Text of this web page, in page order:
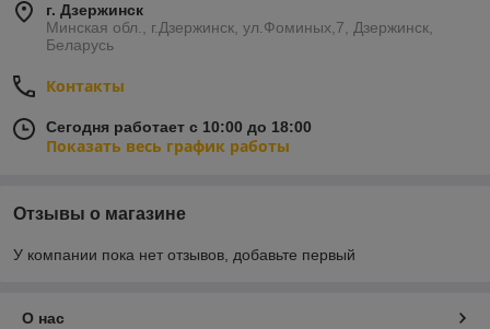
г. Дзержинск
Минская обл., г.Дзержинск, ул.Фоминых,7, Дзержинск,
Беларусь
Контакты
Сегодня работает с 10:00 до 18:00
Показать весь график работы
Отзывы о магазине
У компании пока нет отзывов, добавьте первый
О нас